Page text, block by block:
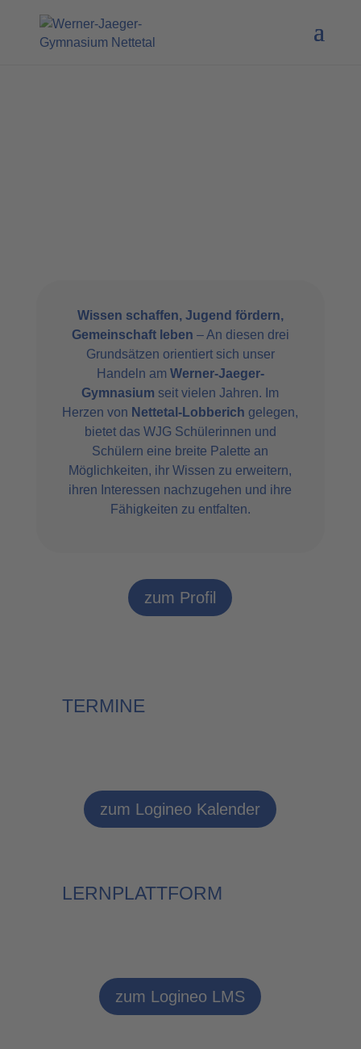
Wissen schaffen, Jugend fördern,
Gemeinschaft leben – An diesen drei
Grundsätzen orientiert sich unser
Handeln am Werner-Jaeger-
Gymnasium seit vielen Jahren. Im
Herzen von Nettetal-Lobberich gelegen,
bietet das WJG Schülerinnen und
Schülern eine breite Palette an
Möglichkeiten, ihr Wissen zu erweitern,
ihren Interessen nachzugehen und ihre
Fähigkeiten zu entfalten.
zum Profil
TERMINE
zum Logineo Kalender
LERNPLATTFORM
zum Logineo LMS